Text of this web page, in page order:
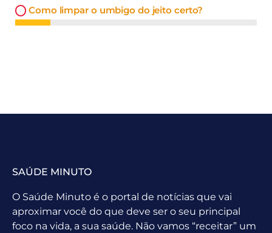
Como limpar o umbigo do jeito certo?
SAÚDE MINUTO
O Saúde Minuto é o portal de notícias que vai
aproximar você do que deve ser o seu principal
foco na vida, a sua saúde. Não vamos “receitar” um